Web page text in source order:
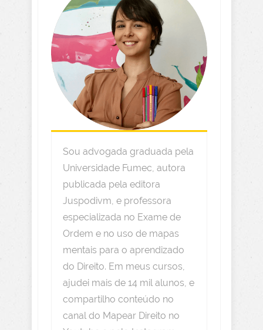
Sou advogada graduada pela
Universidade Fumec, autora
publicada pela editora
Juspodivm, e professora
especializada no Exame de
Ordem e no uso de mapas
mentais para o aprendizado
do Direito. Em meus cursos,
ajudei mais de 14 mil alunos, e
compartilho conteúdo no
canal do Mapear Direito no